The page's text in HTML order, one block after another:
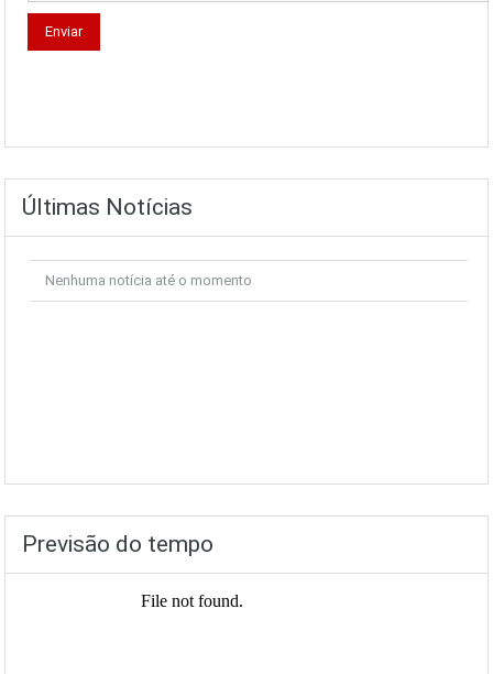
Últimas Notícias
Nenhuma notícia até o momento
Previsão do tempo